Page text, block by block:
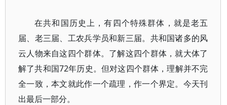
在共和国历史上，有四个特殊群体，就是老五
届、老三届、工农兵学员和新三届。共和国诸多的风
云人物来自这四个群体。了解这四个群体，就大体了
解了共和国72年历史。但对这四个群体，理解并不完
全一致，本文就此作一个疏理，作一个界定。今天刊
出最后一部分。